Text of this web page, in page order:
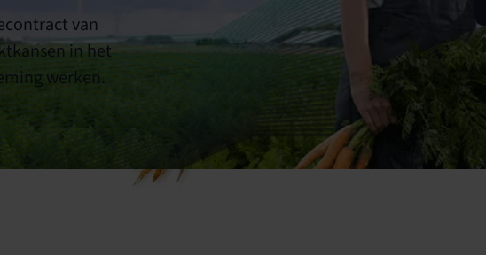
van
in het
werken.